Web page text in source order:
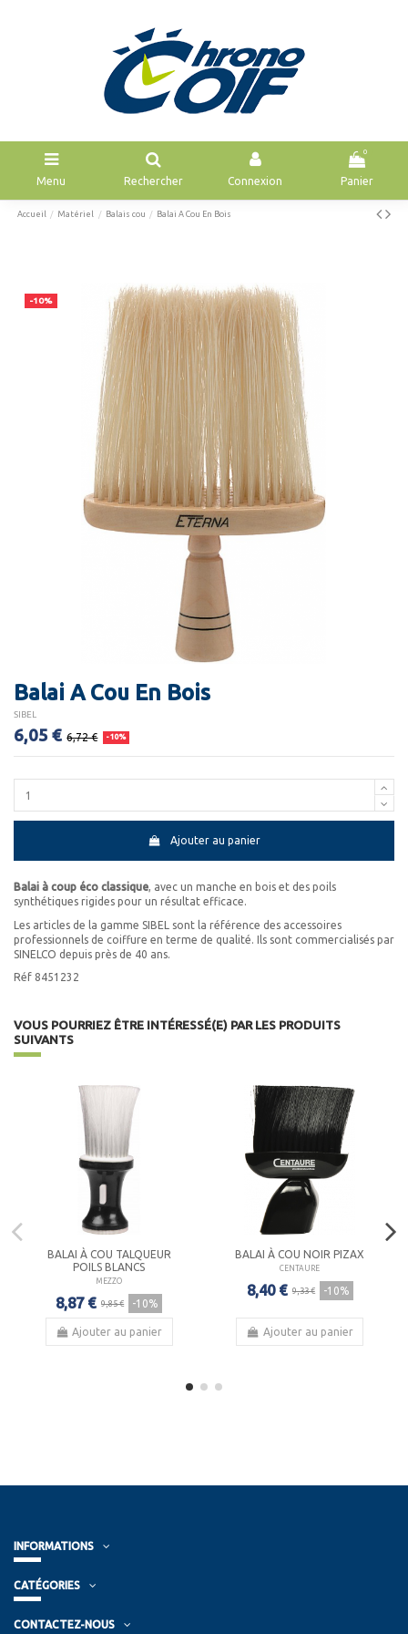
Menu Rechercher Connexion
0
Panier
Accueil Matériel Balais cou Balai A Cou En Bois
-10%
Balai A Cou En Bois
SIBEL
6,05 € 6,72 € -10%
Ajouter au panier
Balai à coup éco classique, avec un manche en bois et des poils
synthétiques rigides pour un résultat efficace.
Les articles de la gamme SIBEL sont la référence des accessoires
professionnels de coiffure en terme de qualité. Ils sont commercialisés par
SINELCO depuis près de 40 ans.
Réf 8451232
VOUS POURRIEZ ÊTRE INTÉRESSÉ(E) PAR LES PRODUITS
SUIVANTS
BALAI À COU TALQUEUR
POILS BLANCS
MEZZO
8,87 € 9,85 € -10%
Ajouter au panier
BALAI À COU NOIR PIZAX
CENTAURE
8,40 € 9,33 € -10%
Ajouter au panier
INFORMATIONS
CATÉGORIES
CONTACTEZ-NOUS